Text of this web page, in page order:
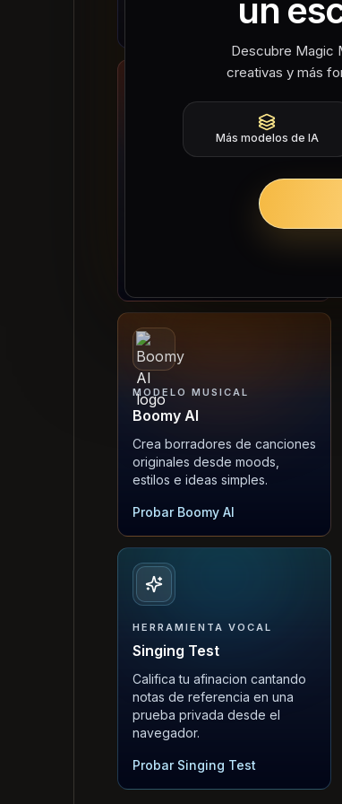
Probar OpenMusic AI
MODELO MUSICAL
Loudly AI
Genera direcciones musicales
royalty-free, loops, stems e
MODELO MUSICAL
Boomy AI
Crea borradores de canciones
originales desde moods,
estilos e ideas simples.
Probar Boomy AI
HERRAMIENTA VOCAL
Singing Test
Califica tu afinacion cantando
notas de referencia en una
prueba privada desde el
navegador.
Probar Singing Test
un
Descubre Magic
creativas y más
Más modelos de IA